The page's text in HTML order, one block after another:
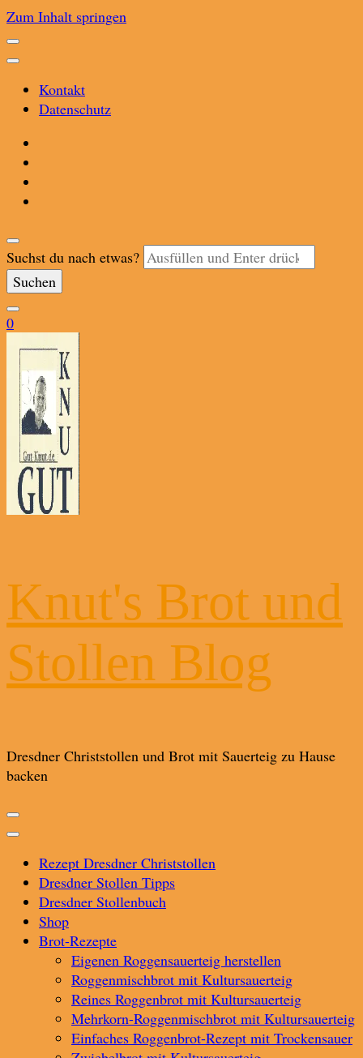
Zum Inhalt springen
Kontakt
Datenschutz
Suchst du nach etwas?
0
Knut's Brot und
Stollen Blog
Dresdner Christstollen und Brot mit Sauerteig zu Hause
backen
Rezept Dresdner Christstollen
Dresdner Stollen Tipps
Dresdner Stollenbuch
Shop
Brot-Rezepte
Eigenen Roggensauerteig herstellen
Roggenmischbrot mit Kultursauerteig
Reines Roggenbrot mit Kultursauerteig
Mehrkorn-Roggenmischbrot mit Kultursauerteig
Einfaches Roggenbrot-Rezept mit Trockensauer